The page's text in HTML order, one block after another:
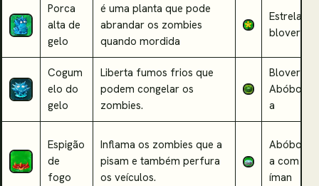
Porca
alta de
gelo
é uma planta que pode
abrandar os zombies
quando mordida
Estrela
blover
Cogum
elo do
gelo
Liberta fumos frios que
podem congelar os
zombies.
Blover
Abóbor
a
Espigão
de
fogo
Inflama os zombies que a
pisam e também perfura
os veículos.
Abóbor
a com
íman